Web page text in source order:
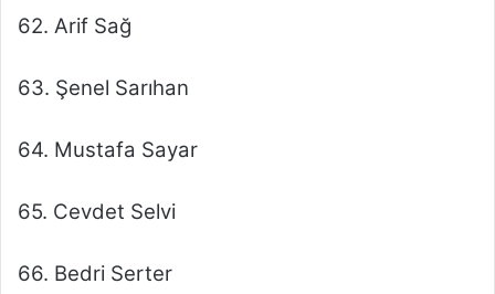
62. Arif Sağ
63. Şenel Sarıhan
64. Mustafa Sayar
65. Cevdet Selvi
66. Bedri Serter